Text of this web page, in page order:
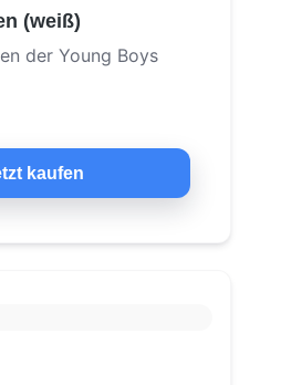
(weiß)
der Young Boys
kaufen